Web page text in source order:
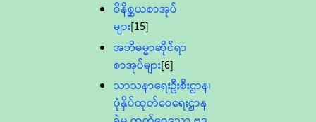
ဝိနိစ္ဆယစာအုပ်
များ[15]
အဘိဓမ္မာဆိုင်ရာ
စာအုပ်များ[6]
သာသနာရေးဦးစီးဌာန၊
ပုံနှိပ်ထုတ်ဝေရေးဌာန